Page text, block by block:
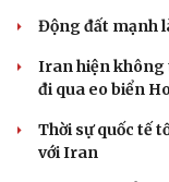
Động đất mạnh
Iran hiện không
đi qua eo biển
Thời sự quốc tế
với Iran